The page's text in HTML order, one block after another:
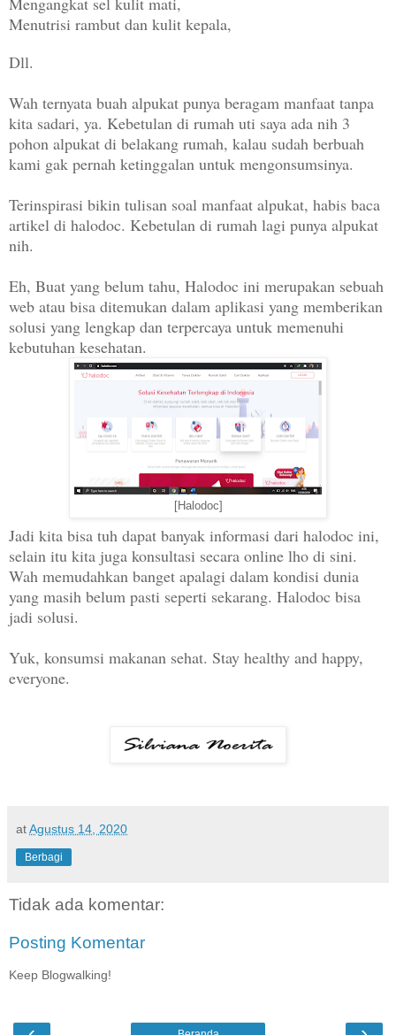
Menutrisi rambut dan kulit kepala,
Dll.
Wah ternyata buah alpukat punya beragam manfaat tanpa
kita sadari, ya. Kebetulan di rumah uti saya ada nih 3
pohon alpukat di belakang rumah, kalau sudah berbuah
kami gak pernah ketinggalan untuk mengonsumsinya.
Terinspirasi bikin tulisan soal manfaat alpukat, habis baca
artikel di halodoc. Kebetulan di rumah lagi punya alpukat
nih.
Eh, Buat yang belum tahu, Halodoc ini merupakan sebuah
web atau bisa ditemukan dalam aplikasi yang memberikan
solusi yang lengkap dan terpercaya untuk memenuhi
kebutuhan kesehatan.
[Halodoc]
Jadi kita bisa tuh dapat banyak informasi dari halodoc ini,
selain itu kita juga konsultasi secara online lho di sini.
Wah memudahkan banget apalagi dalam kondisi dunia
yang masih belum pasti seperti sekarang. Halodoc bisa
jadi solusi.
Yuk, konsumsi makanan sehat. Stay healthy and happy,
everyone.
atAgustus 14, 2020
Berbagi
Tidak ada komentar:
Posting Komentar
Keep Blogwalking!